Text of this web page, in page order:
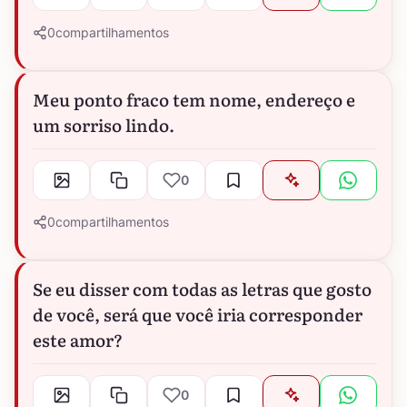
0compartilhamentos
Meu ponto fraco tem nome, endereço e
um sorriso lindo.
0
0compartilhamentos
Se eu disser com todas as letras que gosto
de você, será que você iria corresponder
este amor?
0